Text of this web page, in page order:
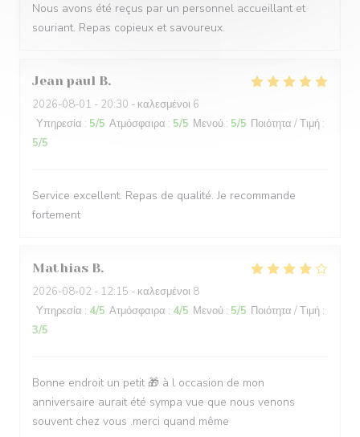
Nous avons été reçus par un personnel accueillant et
souriant. Repas copieux et savoureux.
Jean paul B
2026-08-01 - 20:30 - καλεσμένοι 6
Υπηρεσία : 5/5 Ατμόσφαιρα : 5/5 Μενού : 5/5 Ποιότητα / Τιμή :
5/5
Service excellent. Repas de qualité. Je recommande
fortement
Mathias B
2026-08-02 - 12:15 - καλεσμένοι 8
Υπηρεσία : 4/5 Ατμόσφαιρα : 4/5 Μενού : 5/5 Ποιότητα / Τιμή :
3/5
Bonne endroit un petit 🎁 à l occasion de mon
anniversaire aurait été sympa vue que nous venons
souvent chez vous .merci quand même